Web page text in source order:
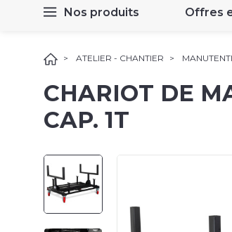
Nos produits Offres
ATELIER - CHANTIER
CHARIOT DE
CAP. 1T